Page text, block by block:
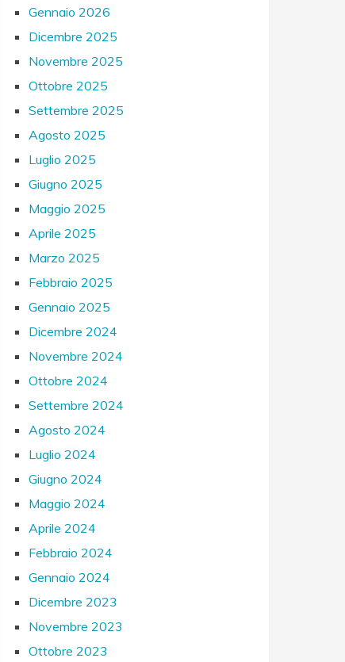
Gennaio 2026
Dicembre 2025
Novembre 2025
Ottobre 2025
Settembre 2025
Agosto 2025
Luglio 2025
Giugno 2025
Maggio 2025
Aprile 2025
Marzo 2025
Febbraio 2025
Gennaio 2025
Dicembre 2024
Novembre 2024
Ottobre 2024
Settembre 2024
Agosto 2024
Luglio 2024
Giugno 2024
Maggio 2024
Aprile 2024
Febbraio 2024
Gennaio 2024
Dicembre 2023
Novembre 2023
Ottobre 2023